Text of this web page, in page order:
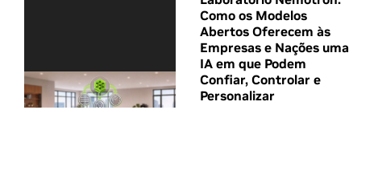
Como os Modelos
Abertos Oferecem às
Empresas e Nações uma
IA em que Podem
Confiar, Controlar e
Personalizar